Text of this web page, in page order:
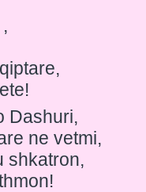
Dashuri,
ne vetmi,
shkatron,